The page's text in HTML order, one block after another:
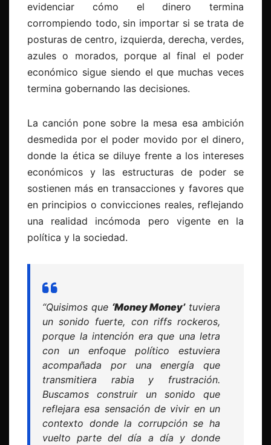
evidenciar cómo el dinero termina
corrompiendo todo, sin importar si se trata de
posturas de centro, izquierda, derecha, verdes,
azules o morados, porque al final el poder
económico sigue siendo el que muchas veces
termina gobernando las decisiones.
La canción pone sobre la mesa esa ambición
desmedida por el poder movido por el dinero,
donde la ética se diluye frente a los intereses
económicos y las estructuras de poder se
sostienen más en transacciones y favores que
en principios o convicciones reales, reflejando
una realidad incómoda pero vigente en la
política y la sociedad.
“Quisimos que ‘Money Money’tuviera
un sonido fuerte, con riffs rockeros,
porque la intención era que una letra
con un enfoque político estuviera
acompañada por una energía que
transmitiera rabia y frustración.
Buscamos construir un sonido que
reflejara esa sensación de vivir en un
contexto donde la corrupción se ha
vuelto parte del día a día y donde